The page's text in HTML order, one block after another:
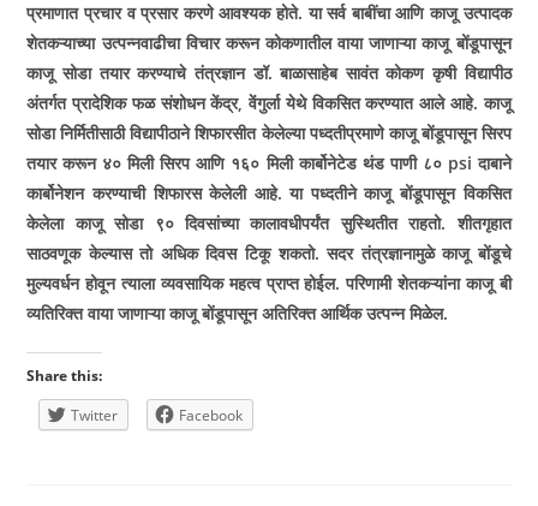
प्रमाणात प्रचार व प्रसार करणे आवश्यक होते. या सर्व बाबींचा आणि काजू उत्पादक
शेतकऱ्याच्या उत्पन्नवाढीचा विचार करून कोकणातील वाया जाणाऱ्या काजू बोंडूपासून
काजू सोडा तयार करण्याचे तंत्रज्ञान डॉ. बाळासाहेब सावंत कोकण कृषी विद्यापीठ
अंतर्गत प्रादेशिक फळ संशोधन केंद्र, वेंगुर्ला येथे विकसित करण्यात आले आहे. काजू
सोडा निर्मितीसाठी विद्यापीठाने शिफारसीत केलेल्या पध्दतीप्रमाणे काजू बोंडूपासून सिरप
तयार करून ४० मिली सिरप आणि १६० मिली कार्बोनेटेड थंड पाणी ८० psi दाबाने
कार्बोनेशन करण्याची शिफारस केलेली आहे. या पध्दतीने काजू बोंडूपासून विकसित
केलेला काजू सोडा ९० दिवसांच्या कालावधीपर्यंत सुस्थितीत राहतो. शीतगृहात
साठवणूक केल्यास तो अधिक दिवस टिकू शकतो. सदर तंत्रज्ञानामुळे काजू बोंडूचे
मुल्यवर्धन होवून त्याला व्यवसायिक महत्व प्राप्त होईल. परिणामी शेतकऱ्यांना काजू बी
व्यतिरिक्त वाया जाणाऱ्या काजू बोंडूपासून अतिरिक्त आर्थिक उत्पन्न मिळेल.
Share this:
Twitter
Facebook